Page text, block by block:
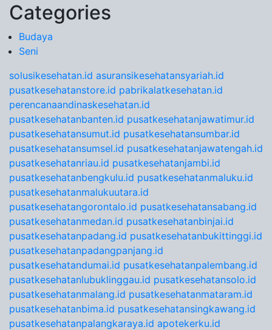
Categories
Budaya
Seni
solusikesehatan.id asuransikesehatansyariah.id
pusatkesehatanstore.id pabrikalatkesehatan.id
perencanaandinaskesehatan.id
pusatkesehatanbanten.id pusatkesehatanjawatimur.id
pusatkesehatansumut.id pusatkesehatansumbar.id
pusatkesehatansumsel.id pusatkesehatanjawatengah.id
pusatkesehatanriau.id pusatkesehatanjambi.id
pusatkesehatanbengkulu.id pusatkesehatanmaluku.id
pusatkesehatanmalukuutara.id
pusatkesehatangorontalo.id pusatkesehatansabang.id
pusatkesehatanmedan.id pusatkesehatanbinjai.id
pusatkesehatanpadang.id pusatkesehatanbukittinggi.id
pusatkesehatanpadangpanjang.id
pusatkesehatandumai.id pusatkesehatanpalembang.id
pusatkesehatanlubuklinggau.id pusatkesehatansolo.id
pusatkesehatanmalang.id pusatkesehatanmataram.id
pusatkesehatanbima.id pusatkesehatansingkawang.id
pusatkesehatanpalangkaraya.id apotekerku.id